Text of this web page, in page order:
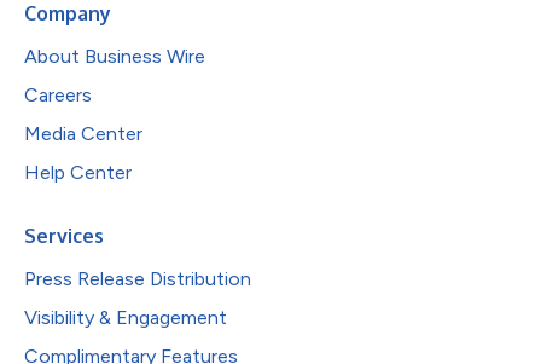
Company
About Business Wire
Careers
Media Center
Help Center
Services
Press Release Distribution
Visibility & Engagement
Complimentary Features